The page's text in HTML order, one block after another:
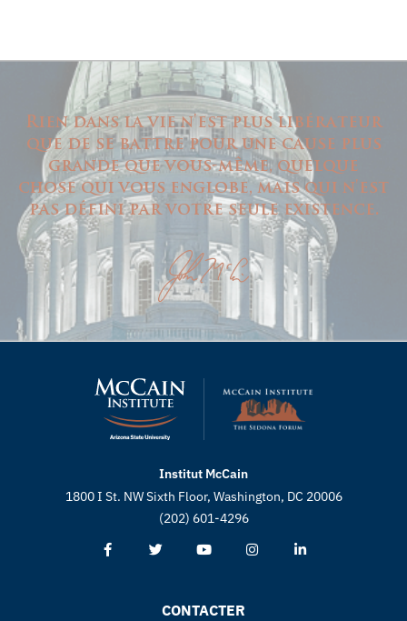
Rien dans la vie n'est plus libérateur
que de se battre pour une cause plus
grande que vous-même, quelque
chose qui vous englobe, mais qui n'est
pas défini par votre seule existence.
Institut McCain
1800 I St. NW Sixth Floor, Washington, DC 20006
(202) 601-4296
CONTACTER